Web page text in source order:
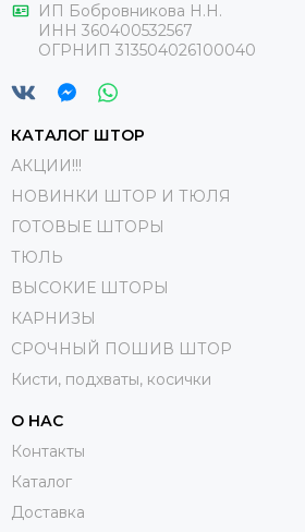
ИП Бобровникова Н.Н.
ИНН 360400532567
ОГРНИП 313504026100040
КАТАЛОГ ШТОР
АКЦИИ!!!
НОВИНКИ ШТОР И ТЮЛЯ
ГОТОВЫЕ ШТОРЫ
ТЮЛЬ
ВЫСОКИЕ ШТОРЫ
КАРНИЗЫ
СРОЧНЫЙ ПОШИВ ШТОР
Кисти, подхваты, косички
О НАС
Контакты
Каталог
Доставка